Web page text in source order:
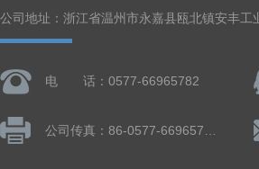
公司地址：浙江省温州市永嘉县瓯北镇安丰工
电 话：0577-66965782